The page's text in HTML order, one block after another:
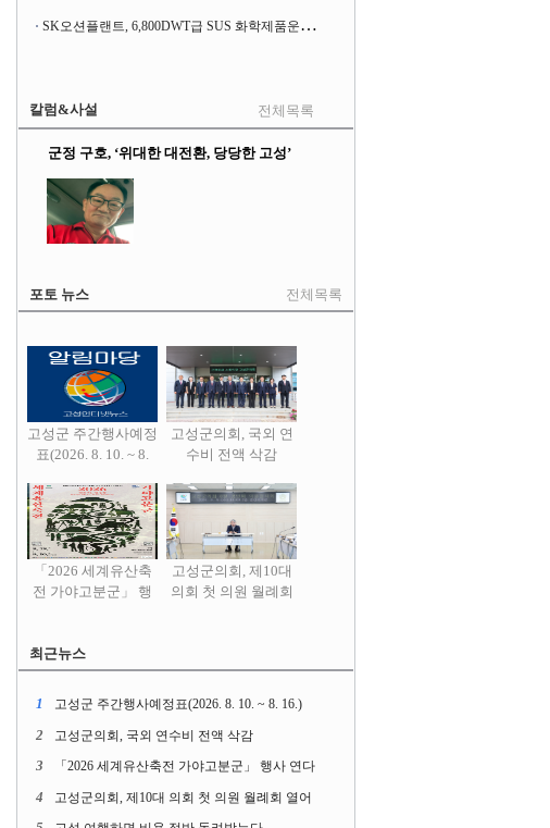
S
K오션플랜트, 6,800DWT급 SUS 화학제품운반선 2척 수주
칼럼&사설 전체목록
군정 구호, ‘위대한 대전환, 당당한 고성’
포토 뉴스 전체목록
고성군 주간행사예정
표(2026. 8. 10. ~ 8.
고성군의회, 국외 연
수비 전액 삭감
「2026 세계유산축
전 가야고분군」 행
고성군의회, 제10대
의회 첫 의원 월례회
최근뉴스
1 고성군 주간행사예정표(2026. 8. 10. ~ 8. 16.)
2 고성군의회, 국외 연수비 전액 삭감
3 「2026 세계유산축전 가야고분군」 행사 연다
4 고성군의회, 제10대 의회 첫 의원 월례회 열어